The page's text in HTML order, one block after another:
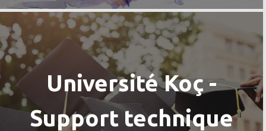
Université Koç -
Support technique